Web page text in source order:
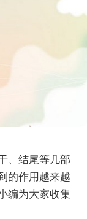
、结尾等几部
的作用越来越
编为大家收集